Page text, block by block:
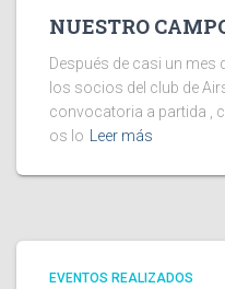
NUESTRO
Después de casi un mes
los socios del club de
convocatoria a partida ,
os lo
Leer más
EVENTOS REALIZADOS